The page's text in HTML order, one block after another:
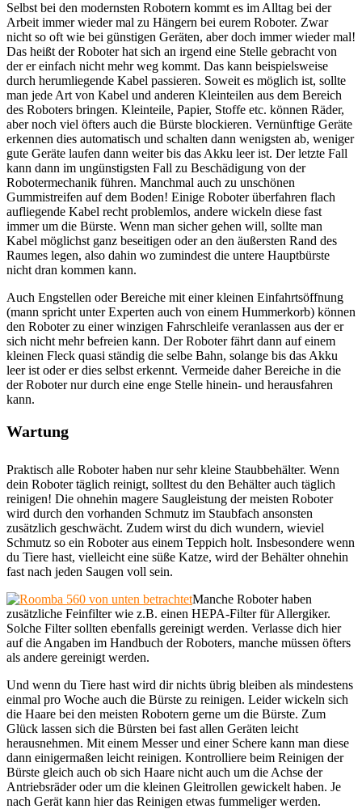
Selbst bei den modernsten Robotern kommt es im Alltag bei der
Arbeit immer wieder mal zu Hängern bei eurem Roboter. Zwar
nicht so oft wie bei günstigen Geräten, aber doch immer wieder mal!
Das heißt der Roboter hat sich an irgend eine Stelle gebracht von
der er einfach nicht mehr weg kommt. Das kann beispielsweise
durch herumliegende Kabel passieren. Soweit es möglich ist, sollte
man jede Art von Kabel und anderen Kleinteilen aus dem Bereich
des Roboters bringen. Kleinteile, Papier, Stoffe etc. können Räder,
aber noch viel öfters auch die Bürste blockieren. Vernünftige Geräte
erkennen dies automatisch und schalten dann wenigsten ab, weniger
gute Geräte laufen dann weiter bis das Akku leer ist. Der letzte Fall
kann dann im ungünstigsten Fall zu Beschädigung von der
Robotermechanik führen. Manchmal auch zu unschönen
Gummistreifen auf dem Boden! Einige Roboter überfahren flach
aufliegende Kabel recht problemlos, andere wickeln diese fast
immer um die Bürste. Wenn man sicher gehen will, sollte man
Kabel möglichst ganz beseitigen oder an den äußersten Rand des
Raumes legen, also dahin wo zumindest die untere Hauptbürste
nicht dran kommen kann.
Auch Engstellen oder Bereiche mit einer kleinen Einfahrtsöffnung
(mann spricht unter Experten auch von einem Hummerkorb) können
den Roboter zu einer winzigen Fahrschleife veranlassen aus der er
sich nicht mehr befreien kann. Der Roboter fährt dann auf einem
kleinen Fleck quasi ständig die selbe Bahn, solange bis das Akku
leer ist oder er dies selbst erkennt. Vermeide daher Bereiche in die
der Roboter nur durch eine enge Stelle hinein- und herausfahren
kann.
Wartung
Praktisch alle Roboter haben nur sehr kleine Staubbehälter. Wenn
dein Roboter täglich reinigt, solltest du den Behälter auch täglich
reinigen! Die ohnehin magere Saugleistung der meisten Roboter
wird durch den vorhanden Schmutz im Staubfach ansonsten
zusätzlich geschwächt. Zudem wirst du dich wundern, wieviel
Schmutz so ein Roboter aus einem Teppich holt. Insbesondere wenn
du Tiere hast, vielleicht eine süße Katze, wird der Behälter ohnehin
fast nach jeden Saugen voll sein.
Manche Roboter haben
zusätzliche Feinfilter wie z.B. einen HEPA-Filter für Allergiker.
Solche Filter sollten ebenfalls gereinigt werden. Verlasse dich hier
auf die Angaben im Handbuch der Roboters, manche müssen öfters
als andere gereinigt werden.
Und wenn du Tiere hast wird dir nichts übrig bleiben als mindestens
einmal pro Woche auch die Bürste zu reinigen. Leider wickeln sich
die Haare bei den meisten Robotern gerne um die Bürste. Zum
Glück lassen sich die Bürsten bei fast allen Geräten leicht
herausnehmen. Mit einem Messer und einer Schere kann man diese
dann einigermaßen leicht reinigen. Kontrolliere beim Reinigen der
Bürste gleich auch ob sich Haare nicht auch um die Achse der
Antriebsräder oder um die kleinen Gleitrollen gewickelt haben. Je
nach Gerät kann hier das Reinigen etwas fummeliger werden.